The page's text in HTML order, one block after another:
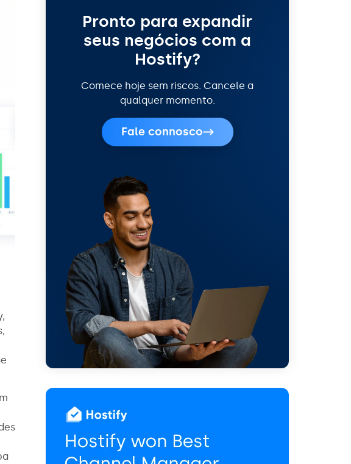
Pronto para expandir
seus negócios com a
Hostify?
Comece hoje sem riscos. Cancele a
qualquer momento.
Fale connosco